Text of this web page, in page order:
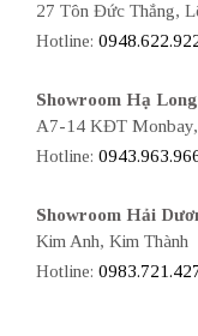
27 Tôn Đức Thắng,
Hotline:
Showroom Hạ
A7-14 KĐT Monbay,
Hotline:
Showroom Hải
Kim Anh, Kim Thành
Hotline: